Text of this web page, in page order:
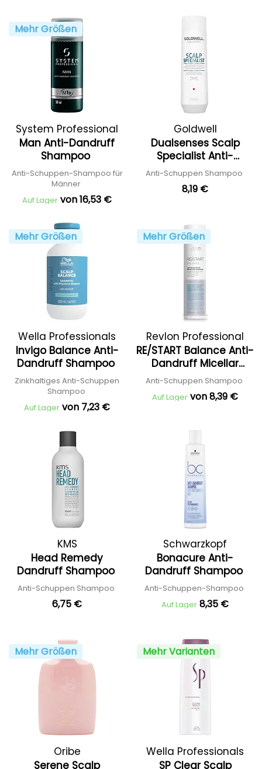
Mehr Größen
System Professional
Man Anti-Dandruff
Shampoo
Anti-Schuppen-Shampoo für
Männer
Auf Lager von 16,53 €
Goldwell
Dualsenses Scalp
Specialist Anti-
Dandruff Shampoo
Anti-Schuppen Shampoo
8,19 €
Mehr Größen
Wella Professionals
Invigo Balance Anti-
Dandruff Shampoo
Zinkhaltiges Anti-Schuppen
Shampoo
Auf Lager von 7,23 €
Mehr Größen
Revlon Professional
RE/START Balance Anti-
Dandruff Micellar
Shampoo
Anti-Schuppen Shampoo
Auf Lager von 8,39 €
KMS
Head Remedy
Dandruff Shampoo
Anti-Schuppen Shampoo
6,75 €
Schwarzkopf
Professional
Bonacure Anti-
Dandruff Shampoo
Anti-Schuppen-Shampoo
Auf Lager 8,35 €
Mehr Größen
Oribe
Serene Scalp
Mehr Varianten
Wella Professionals
SP Clear Scalp